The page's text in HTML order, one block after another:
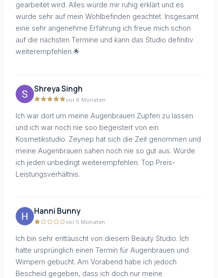
gearbeitet wird. Alles wurde mir ruhig erklärt und es
wurde sehr auf mein Wohlbefinden geachtet. Insgesamt
eine sehr angenehme Erfahrung ich freue mich schon
auf die nächsten Termine und kann das Studio definitiv
weiterempfehlen.🌟
Shreya Singh
vor 6 Monaten
Ich war dort um meine Augenbrauen Zupfen zu lassen
und ich war noch nie soo begeistert von ein
Kosmetikstudio. Zeynep hat sich die Zeit genommen und
meine Augenbrauen sahen noch nie so gut aus. Würde
ich jeden unbedingt weiterempfehlen. Top Preis-
Leistungsverhältnis.
Hanni Bunny
vor 5 Monaten
Ich bin sehr enttäuscht von diesem Beauty Studio. Ich
hatte ursprünglich einen Termin für Augenbrauen und
Wimpern gebucht. Am Vorabend habe ich jedoch
Bescheid gegeben, dass ich doch nur meine